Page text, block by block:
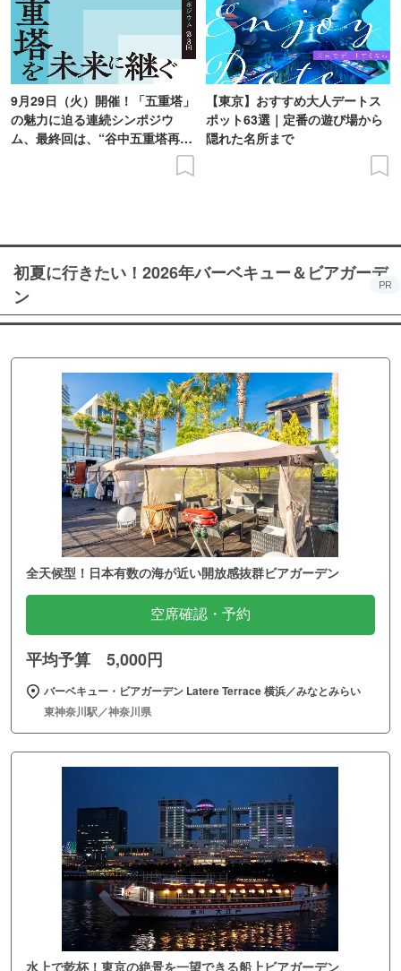
9月29日（火）開催！「五重塔」
の魅力に迫る連続シンポジウ
ム、最終回は、“谷中五重塔再建
【東京】おすすめ大人デートス
ポット63選｜定番の遊び場から
隠れた名所まで
初夏に行きたい！2026年バーベキュー＆ビアガーデ
ン
PR
全天候型！日本有数の海が近い開放感抜群ビアガーデン
空席確認・予約
平均予算 5,000円
バーベキュー・ビアガーデン Latere Terrace 横浜／みなとみらい
東神奈川駅／神奈川県
水上で乾杯！東京の絶景を一望できる船上ビアガーデン